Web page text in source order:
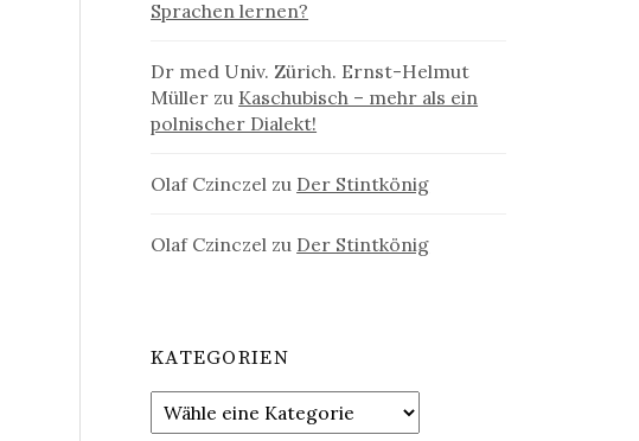
Sprachen lernen?
Dr med Univ. Zürich. Ernst-Helmut
Müller zu Kaschubisch – mehr als ein
polnischer Dialekt!
Olaf Czinczel zu Der Stintkönig
Olaf Czinczel zu Der Stintkönig
KATEGORIEN